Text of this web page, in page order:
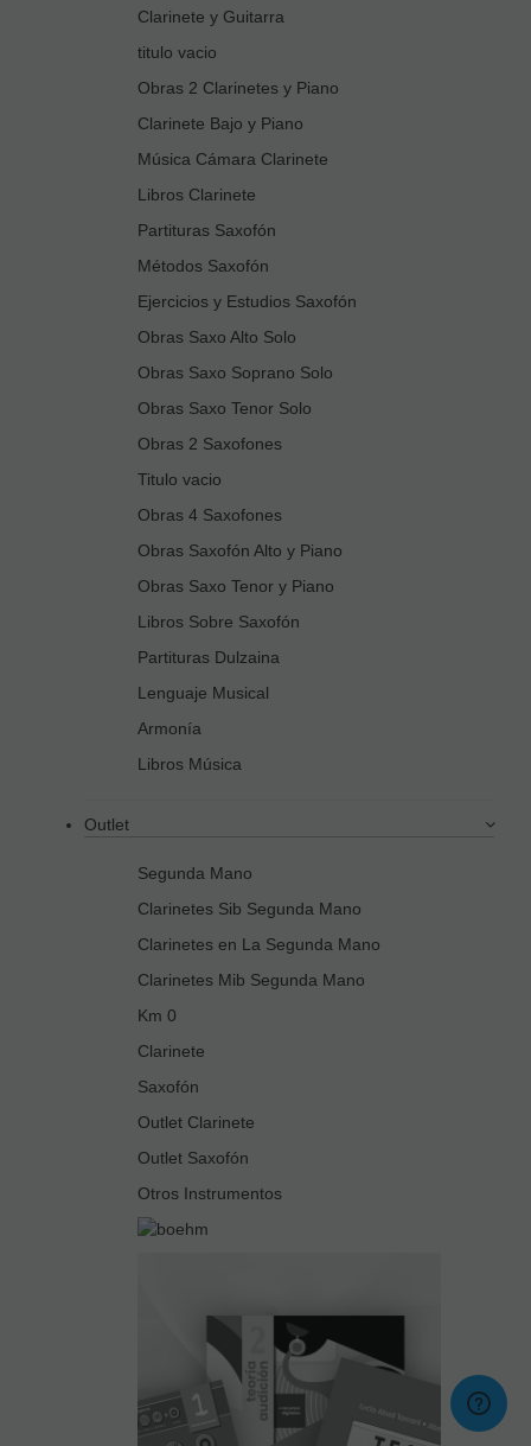
Clarinete y Guitarra
titulo vacio
Obras 2 Clarinetes y Piano
Clarinete Bajo y Piano
Música Cámara Clarinete
Libros Clarinete
Partituras Saxofón
Métodos Saxofón
Ejercicios y Estudios Saxofón
Obras Saxo Alto Solo
Obras Saxo Soprano Solo
Obras Saxo Tenor Solo
Obras 2 Saxofones
Titulo vacio
Obras 4 Saxofones
Obras Saxofón Alto y Piano
Obras Saxo Tenor y Piano
Libros Sobre Saxofón
Partituras Dulzaina
Lenguaje Musical
Armonía
Libros Música
Outlet
Segunda Mano
Clarinetes Sib Segunda Mano
Clarinetes en La Segunda Mano
Clarinetes Mib Segunda Mano
Km 0
Clarinete
Saxofón
Outlet Clarinete
Outlet Saxofón
Otros Instrumentos